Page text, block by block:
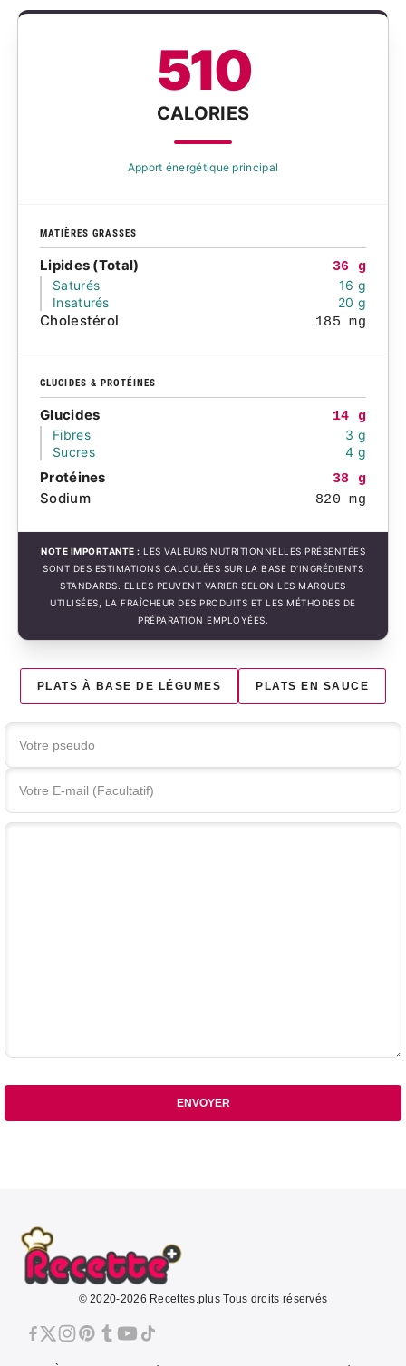
510
CALORIES
Apport énergétique principal
MATIÈRES GRASSES
Lipides (Total)
36 g
Saturés
16 g
Insaturés
20 g
Cholestérol 185 mg
GLUCIDES & PROTÉINES
Glucides
14 g
Fibres
3 g
Sucres
4 g
Protéines 38 g
Sodium 820 mg
NOTE IMPORTANTE : LES VALEURS NUTRITIONNELLES PRÉSENTÉES
SONT DES ESTIMATIONS CALCULÉES SUR LA BASE D'INGRÉDIENTS
STANDARDS. ELLES PEUVENT VARIER SELON LES MARQUES
UTILISÉES, LA FRAÎCHEUR DES PRODUITS ET LES MÉTHODES DE
PRÉPARATION EMPLOYÉES.
PLATS À BASE DE LÉGUMES PLATS EN SAUCE
Votre commentaire
ENVOYER
© 2020-2026 Recettes.plus Tous droits réservés